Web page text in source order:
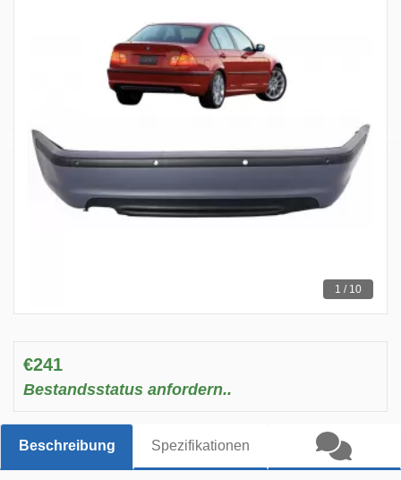
1 / 10
€241
Bestandsstatus anfordern..
Beschreibung Spezifikationen